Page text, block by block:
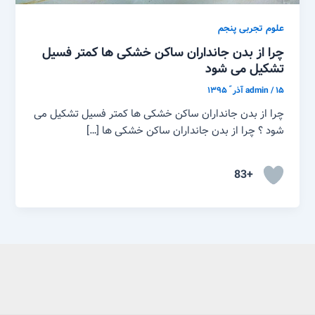
علوم تجربی پنجم
چرا از بدن جانداران ساکن خشکی ها کمتر فسیل
تشکیل می شود
admin/۱۵ آذر ّ ۱۳۹۵
چرا از بدن جانداران ساکن خشکی ها کمتر فسیل تشکیل می
شود ؟ چرا از بدن جانداران ساکن خشکی ها […]
+83